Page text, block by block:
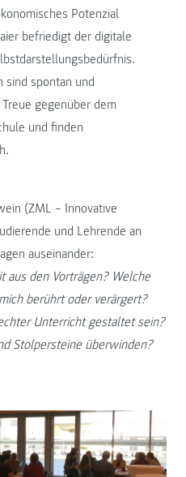
Potenzial
befriedigt der digitale
sind spontan und
gegenüber dem
und finden
(ZML – Innovative
und Lehrende an
auseinander:
aus den Vorträgen? Welche
berührt oder verärgert?
Unterricht gestaltet sein?
Stolpersteine überwinden?